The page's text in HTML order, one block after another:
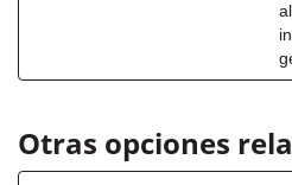
Otras opciones